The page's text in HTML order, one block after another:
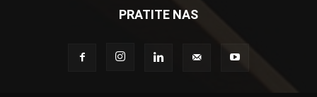
PRATITE NAS